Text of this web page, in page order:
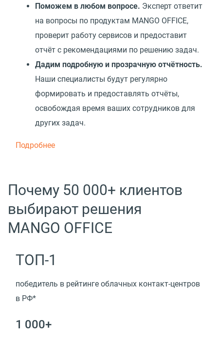
Поможем в любом вопросе. Эксперт ответит
на вопросы по продуктам MANGO OFFICE,
проверит работу сервисов и предоставит
отчёт с рекомендациями по решению задач.
Дадим подробную и прозрачную отчётность.
Наши специалисты будут регулярно
формировать и предоставлять отчёты,
освобождая время ваших сотрудников для
других задач.
Подробнее
Почему 50 000+ клиентов
выбирают решения
MANGO OFFICE
ТОП-1
победитель в рейтинге облачных контакт-центров
в РФ*
1 000+